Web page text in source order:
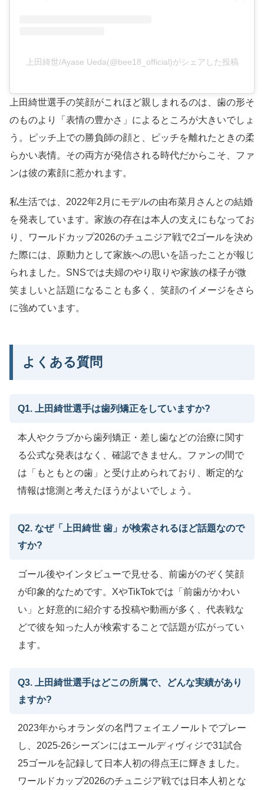
上田綺世/Ayase Ueda(@bee18_official)がシェアした投稿
上田綺世選手の笑顔がこれほど親しまれるのは、歯の形そ
のものより「表情の豊かさ」によるところが大きいでしょ
う。ピッチ上での勝負師の顔と、ピッチを離れたときの柔
らかい表情。その両方が発信される時代だからこそ、ファ
ンは彼の素顔に惹かれます。
私生活では、2022年2月にモデルの由布菜月さんとの結婚
を発表しています。家族の存在は本人の支えにもなってお
り、ワールドカップ2026のチュニジア戦で2ゴールを決め
た際には、原動力として家族への思いを語ったことが報じ
られました。SNSでは夫婦のやり取りや家族の様子が微
笑ましいと話題になることも多く、笑顔のイメージをさら
に強めています。
よくある質問
Q1. 上田綺世選手は歯列矯正をしていますか?
本人やクラブから歯列矯正・差し歯などの治療に関す
る公式な発表はなく、確認できません。ファンの間で
は「もともとの歯」と受け止められており、断定的な
情報は憶測と考えたほうがよいでしょう。
Q2. なぜ「上田綺世 歯」が検索されるほど話題なので
すか?
ゴール後やインタビューで見せる、前歯がのぞく笑顔
が印象的なためです。XやTikTokでは「前歯がかわい
い」と好意的に紹介する投稿や動画が多く、代表戦な
どで彼を知った人が検索することで話題が広がってい
ます。
Q3. 上田綺世選手はどこの所属で、どんな実績があり
ますか?
2023年からオランダの名門フェイエノールトでプレー
し、2025-26シーズンにはエールディヴィジで31試合
25ゴールを記録して日本人初の得点王に輝きました。
ワールドカップ2026のチュニジア戦では日本人初とな